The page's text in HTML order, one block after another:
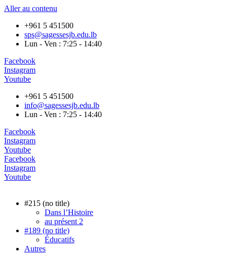
Aller au contenu
+961 5 451500
sps@sagessesjb.edu.lb
Lun - Ven : 7:25 - 14:40
Facebook
Instagram
Youtube
+961 5 451500
info@sagessesjb.edu.lb
Lun - Ven : 7:25 - 14:40
Facebook
Instagram
Youtube
Facebook
Instagram
Youtube
#215 (no title)
Dans l’Histoire
au présent 2
#189 (no title)
Éducatifs
Autres